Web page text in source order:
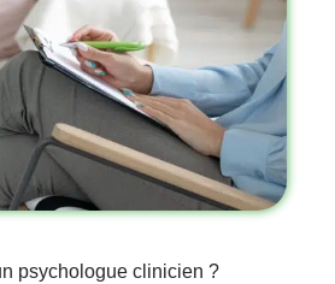
psychologue clinicien ?